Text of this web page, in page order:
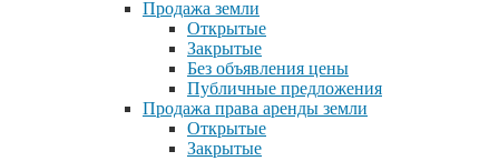
Продажа земли
Открытые
Закрытые
Без объявления цены
Публичные предложения
Продажа права аренды земли
Открытые
Закрытые